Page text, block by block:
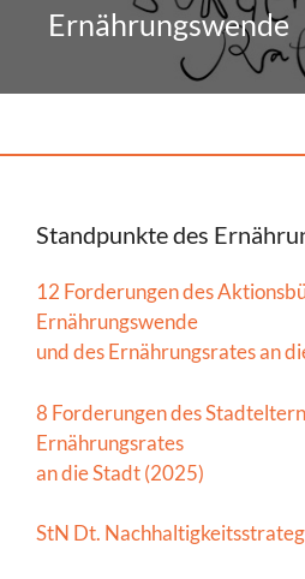
Ernährungswende
Standpunkte des
12 Forderungen des
Ernährungswende
und des Ernährungsrates an
8 Forderungen des
Ernährungsrates
an die Stadt (2025)
StN Dt.